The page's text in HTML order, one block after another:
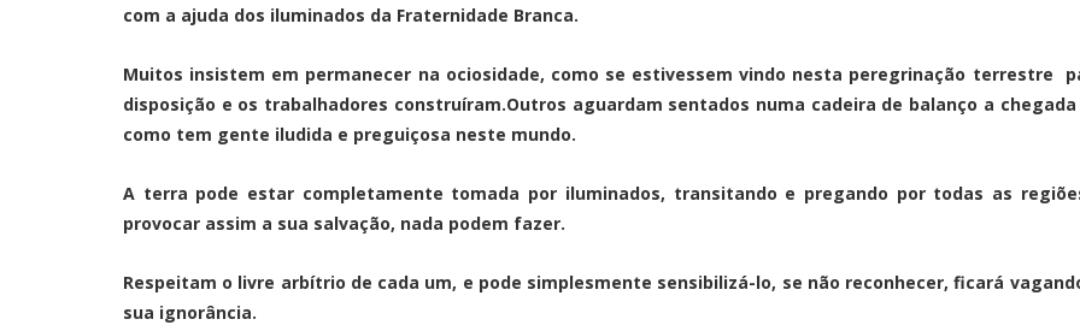
com a ajuda dos iluminados da Fraternidade Branca.
Muitos insistem em permanecer na ociosidade, como se estivessem vindo nesta peregrinação terrestre
disposição e os trabalhadores construíram.Outros aguardam sentados numa cadeira de balanço a
como tem gente iludida e preguiçosa neste mundo.
A terra pode estar completamente tomada por iluminados, transitando e pregando por todas as
provocar assim a sua salvação, nada podem fazer.
Respeitam o livre arbítrio de cada um, e pode simplesmente sensibilizá-lo, se não reconhecer, ficará
sua ignorância.